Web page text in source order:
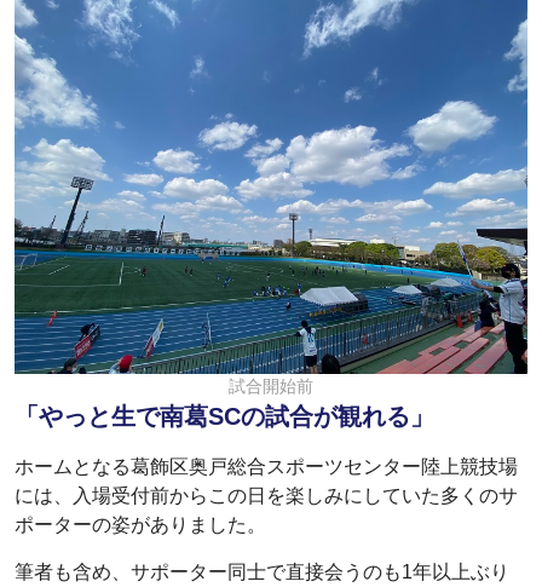
試合開始前
「やっと生で南葛SCの試合が観れる」
ホームとなる葛飾区奥戸総合スポーツセンター陸上競技場
には、入場受付前からこの日を楽しみにしていた多くのサ
ポーターの姿がありました。
筆者も含め、サポーター同士で直接会うのも1年以上ぶり